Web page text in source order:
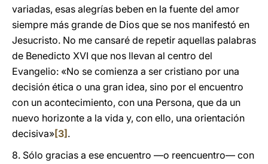
variadas, esas alegrías beben en la fuente del amor
siempre más grande de Dios que se nos manifestó en
Jesucristo. No me cansaré de repetir aquellas palabras
de Benedicto XVI que nos llevan al centro del
Evangelio: «No se comienza a ser cristiano por una
decisión ética o una gran idea, sino por el encuentro
con un acontecimiento, con una Persona, que da un
nuevo horizonte a la vida y, con ello, una orientación
decisiva»[3] .
8. Sólo gracias a ese encuentro —o reencuentro— con